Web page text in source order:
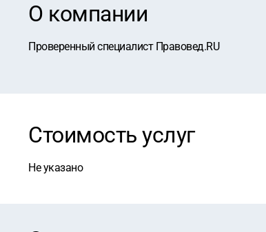
О компании
Проверенный специалист Правовед.RU
Стоимость услуг
Не указано